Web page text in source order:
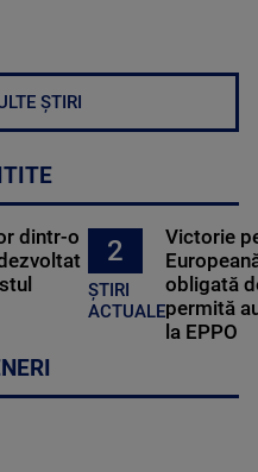
ȘTIRI
dintr-o
2
ȘTIRI
ACTUALE
Victorie
obligată
permită
la EPPO